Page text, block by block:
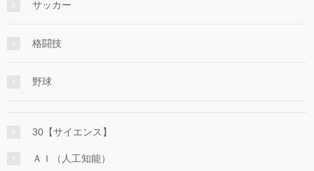
サッカー
格闘技
野球
30【サイエンス】
ＡＩ（人工知能）